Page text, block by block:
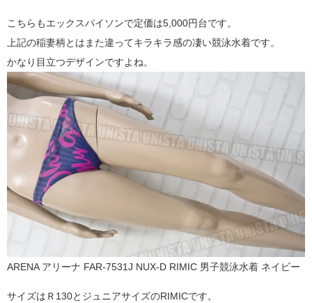
こちらもエックスパイソンで定価は5,000円台です。
上記の稲妻柄とはまた違ってキラキラ感の凄い競泳水着です。
かなり目立つデザインですよね。
ARENA アリーナ FAR-7531J NUX-D RIMIC 男子競泳水着 ネイビー
サイズはＲ130とジュニアサイズのRIMICです。